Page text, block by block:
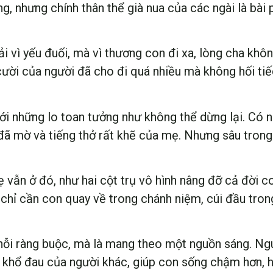
nhưng chính thân thể già nua của các ngài là
vì yếu đuối, mà vì thương con đi xa, lòng cha
của người đã cho đi quá nhiều mà không hối
những lo toan tưởng như không thể dừng lại. Có
mờ và tiếng thở rất khẽ của mẹ. Nhưng sâu
ở đó, như hai cột trụ vô hình nâng đỡ cả đời
cần con quay về trong chánh niệm, cúi đầu
ràng buộc, mà là mang theo một nguồn sáng.
đau của người khác, giúp con sống chậm hơn,